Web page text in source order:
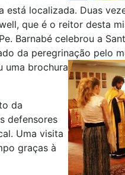
localizada. Duas
que é o reitor desta
Barnabé celebrou a
da peregrinação pelo
uma brochura
da
defensores
Uma visita
graças à